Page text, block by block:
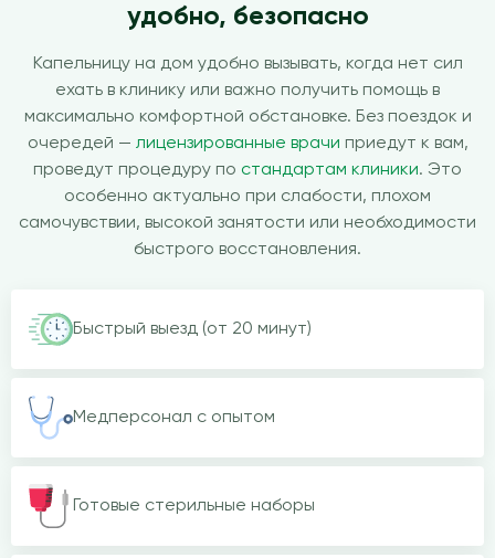
удобно, безопасно
Капельницу на дом удобно вызывать, когда нет сил
ехать в клинику или важно получить помощь в
максимально комфортной обстановке. Без поездок и
очередей — лицензированные врачи приедут к вам,
проведут процедуру по стандартам клиники. Это
особенно актуально при слабости, плохом
самочувствии, высокой занятости или необходимости
быстрого восстановления.
Быстрый выезд (от 20 минут)
Медперсонал с опытом
Готовые стерильные наборы